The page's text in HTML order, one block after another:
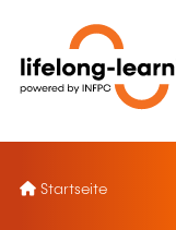
Startseite